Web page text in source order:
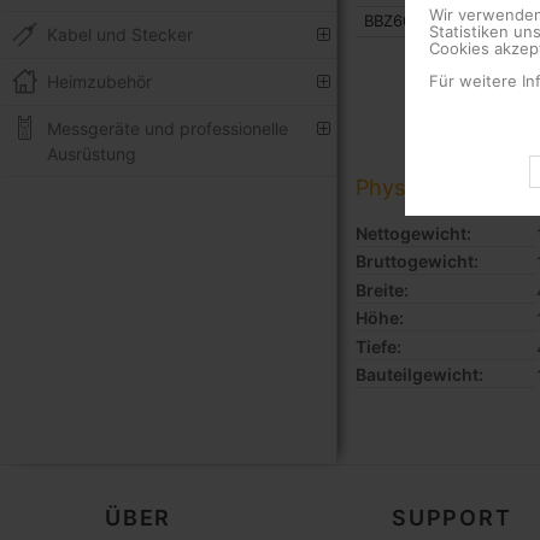
Kabel und Stecker
Heimzubehör
Messgeräte und professionelle
Ausrüstung
BBZ60G
Physische Daten
Nettogewicht:
Bruttogewicht:
Breite:
Höhe:
Tiefe:
Bauteilgewicht:
ÜBER SUPPORT
Wir
Statistiken
Cookies
Für weitere